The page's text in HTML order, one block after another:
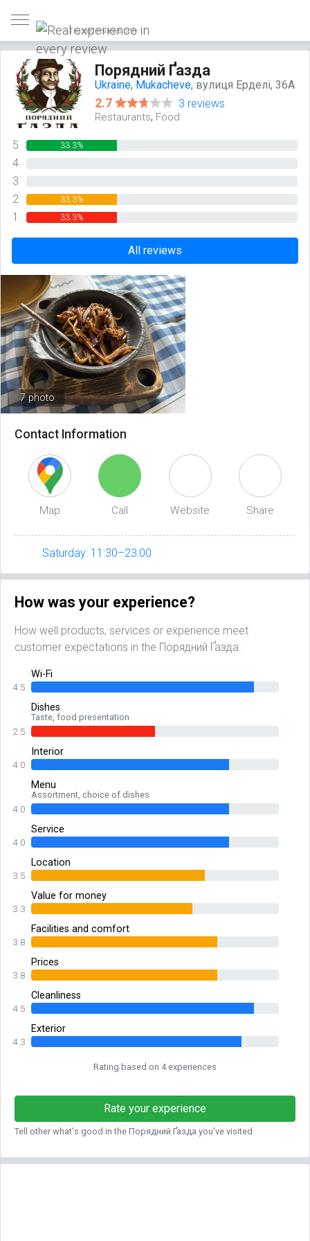
Trusted reviews only
Порядний Ґазда
Ukraine, Mukacheve, вулиця Ерделі, 36А
2.7 3 reviews
Restaurants, Food
5 33.3%
4
3
2 33.3%
1 33.3%
All reviews
7 photo
Contact Information
Map Call Website Share
Saturday: 11:30–23:00
How was your experience?
How well products, services or experience meet
customer expectations in the Порядний Ґазда:
Wi-Fi
4.5
Dishes
Taste, food presentation
2.5
Interior
4.0
Menu
Assortment, choice of dishes
4.0
Service
4.0
Location
3.5
Value for money
3.3
Facilities and comfort
3.8
Prices
3.8
Cleanliness
4.5
Exterior
4.3
Rating based on 4 experiences
Rate your experience
Tell other what's good in the Порядний Ґазда you've visited